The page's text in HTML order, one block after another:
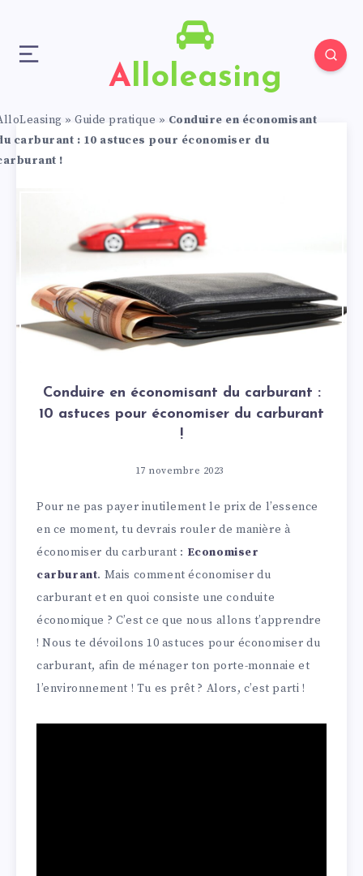
Alloleasing
» Guide pratique » Conduire en économisant
carburant : 10 astuces pour économiser du
!
Conduire en économisant du carburant :
10 astuces pour économiser du carburant
!
17 novembre 2023
Pour ne pas payer inutilement le prix de l’essence
en ce moment, tu devrais rouler de manière à
économiser du carburant : Economiser
carburant. Mais comment économiser du
carburant et en quoi consiste une conduite
économique ? C’est ce que nous allons t’apprendre
! Nous te dévoilons 10 astuces pour économiser du
carburant, afin de ménager ton porte-monnaie et
l’environnement ! Tu es prêt ? Alors, c’est parti !